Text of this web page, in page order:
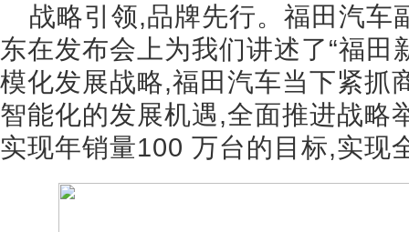
战略引领,品牌先行。福田汽车
东在发布会上为我们讲述了“福田
模化发展战略,福田汽车当下紧抓
智能化的发展机遇,全面推进战略
实现年销量100 万台的目标,实现